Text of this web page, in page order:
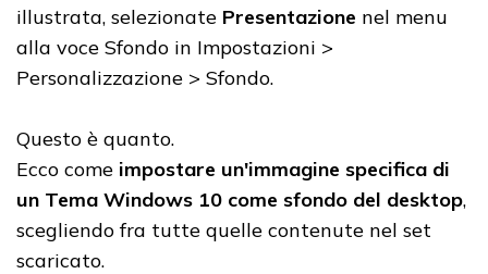
illustrata, selezionate Presentazione nel menu
alla voce Sfondo in Impostazioni >
Personalizzazione > Sfondo.
Questo è quanto.
Ecco come impostare un'immagine specifica di
un Tema Windows 10 come sfondo del desktop,
scegliendo fra tutte quelle contenute nel set
scaricato.